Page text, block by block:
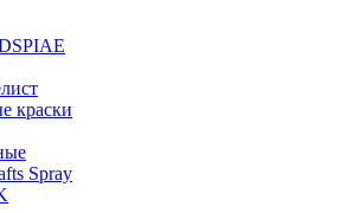
краски
Spray